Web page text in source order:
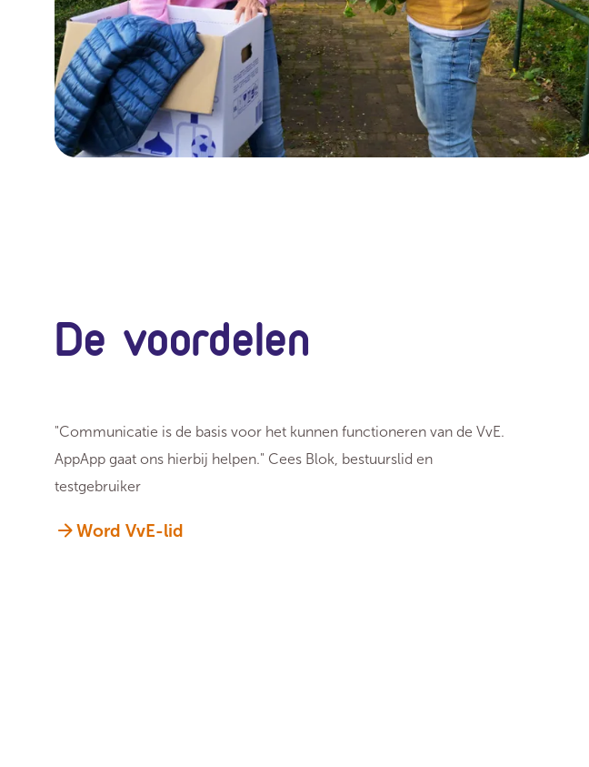
De voordelen
"Communicatie is de basis voor het kunnen functioneren van de VvE.
AppApp gaat ons hierbij helpen." Cees Blok, bestuurslid en
testgebruiker
Word VvE-lid